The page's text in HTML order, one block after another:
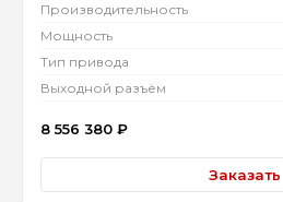
Производительность
Мощность
Тип привода
Выходной разъём
8 556 380 ₽
Заказать